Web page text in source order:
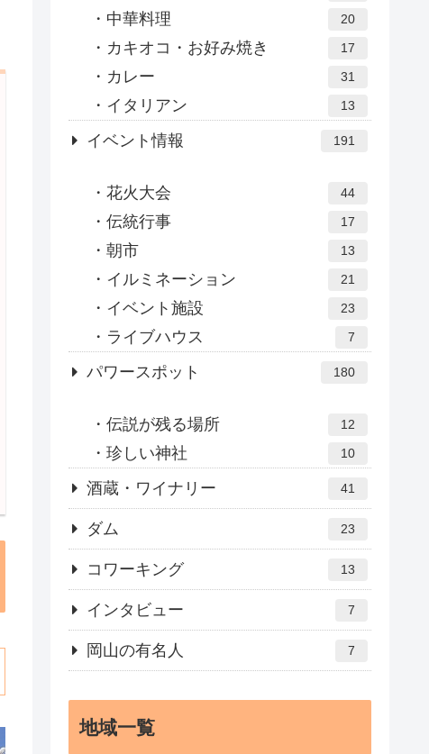
中華料理 20
カキオコ・お好み焼き 17
カレー 31
イタリアン 13
イベント情報 191
花火大会 44
伝統行事 17
朝市 13
イルミネーション 21
イベント施設 23
ライブハウス 7
パワースポット 180
伝説が残る場所 12
珍しい神社 10
酒蔵・ワイナリー 41
ダム 23
コワーキング 13
インタビュー 7
岡山の有名人 7
地域一覧